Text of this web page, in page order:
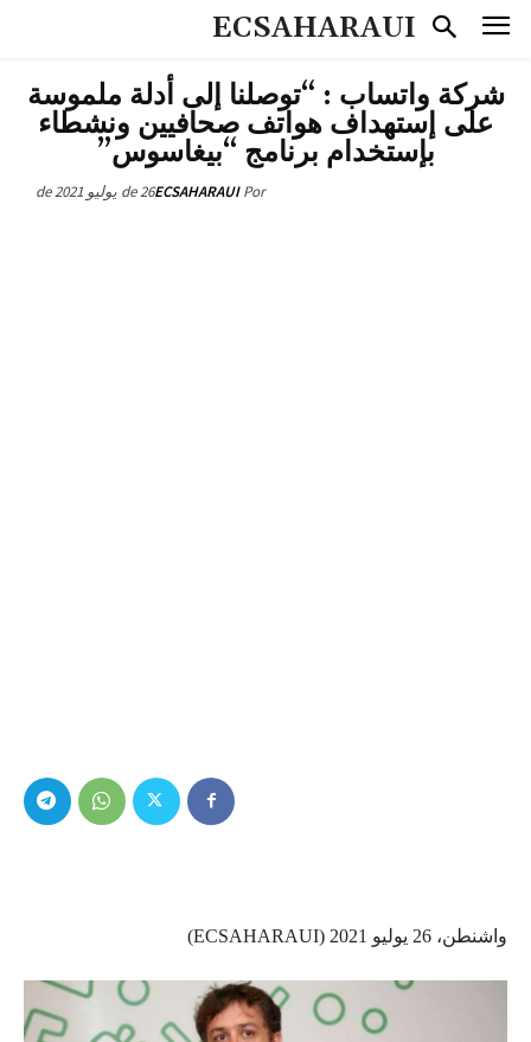
ECSAHARAUI
شركة واتساب : “توصلنا إلى أدلة ملموسة
على إستهداف هواتف صحافيين ونشطاء
بإستخدام برنامج “بيغاسوس”
Por
ECSAHARAUI26 de يوليو de 2021
واشنطن، 26 يوليو 2021 (ECSAHARAUI)